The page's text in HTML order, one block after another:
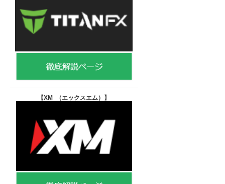
【XM （エックスエム） 】